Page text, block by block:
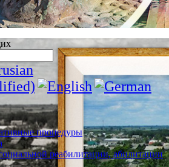
процедуры
реабилитации, абилитации